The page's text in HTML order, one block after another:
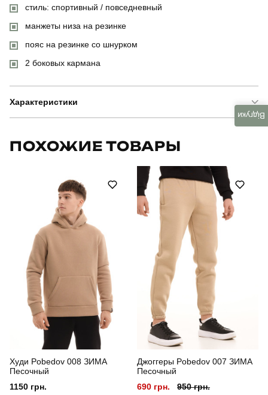
стиль: спортивный / повседневный
манжеты низа на резинке
пояс на резинке со шнурком
2 боковых кармана
Характеристики
PNjo659Slr
Призначення для повсякденного носіння
Стиль повсякденний
Сезон
Країна - виробник
ПОХОЖИЕ ТОВАРЫ
Худи Pobedov 008 ЗИМА
Песочный
1150 грн.
Джоггеры Pobedov 007 ЗИМА
Песочный
690 грн.
950 грн.
Відгуки